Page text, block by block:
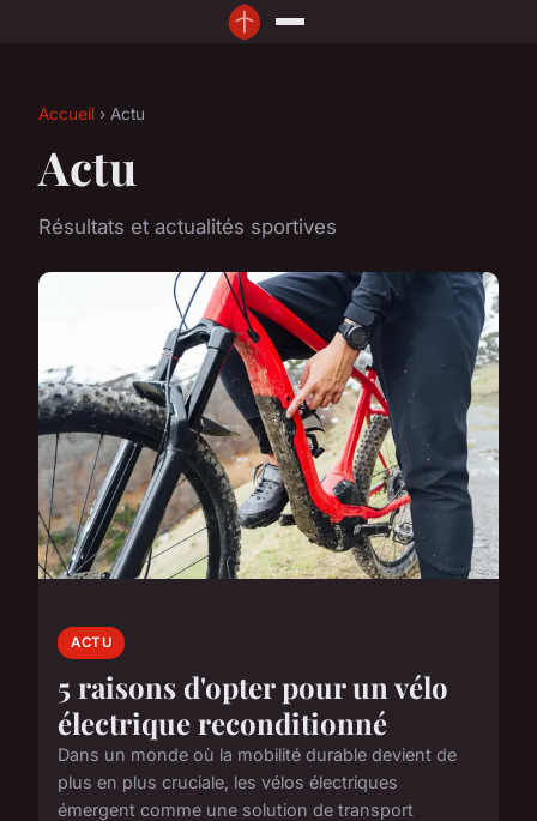
Accueil › Actu
Actu
Résultats et actualités sportives
ACTU
5 raisons d'opter pour un vélo
électrique reconditionné
Dans un monde où la mobilité durable devient de
plus en plus cruciale, les vélos électriques
émergent comme une solution de transport